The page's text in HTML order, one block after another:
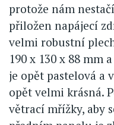
protože nám
přiložen napájecí
velmi robustní
190 x 130 x 88 mm
je opět pastelová a
opět velmi krásná.
větrací mřížky, aby